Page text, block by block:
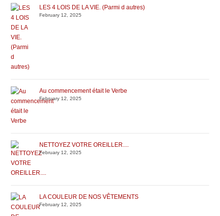
LES 4 LOIS DE LA VIE. (Parmi d autres)
February 12, 2025
Au commencement était le Verbe
February 12, 2025
NETTOYEZ VOTRE OREILLER....
February 12, 2025
LA COULEUR DE NOS VÊTEMENTS
February 12, 2025